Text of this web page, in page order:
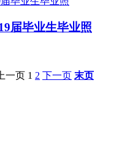
届毕业生毕业照
上一页 1 2 下一页 末页